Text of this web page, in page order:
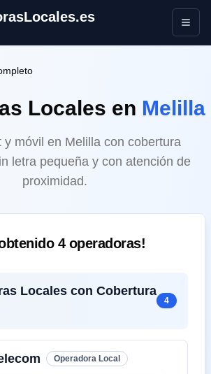
Abrir
Locales en Melilla
y móvil en Melilla con cobertura
letra pequeña y con atención de
proximidad.
4operadoras!
Locales con Cobertura
4
Operadora Local